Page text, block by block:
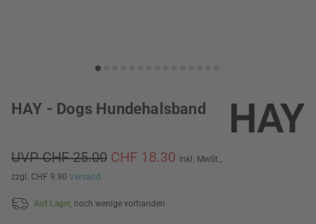
HAY - Dogs Hundehalsband
UVP CHF 25.00 CHF 18.30 inkl. MwSt.,
zzgl. CHF 9.90 Versand
Auf Lager, noch wenige vorhanden